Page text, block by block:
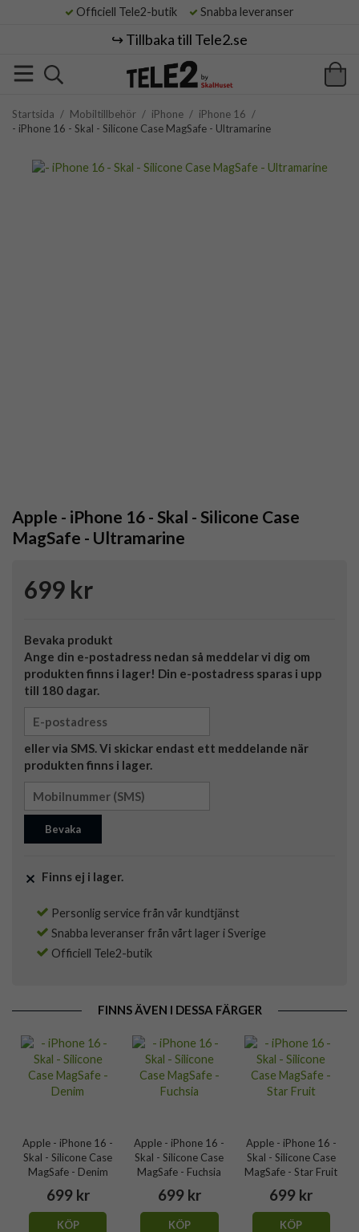
Officiell Tele2-butik Snabba leveranser
↪️ Tillbaka till Tele2.se
Startsida / Mobiltillbehör / iPhone / iPhone 16 /
- iPhone 16 - Skal - Silicone Case MagSafe - Ultramarine
Apple - iPhone 16 - Skal - Silicone Case
MagSafe - Ultramarine
699 kr
Bevaka produkt
Ange din e-postadress nedan så meddelar vi dig om
produkten finns i lager! Din e-postadress sparas i upp
till 180 dagar.
eller via SMS. Vi skickar endast ett meddelande när
produkten finns i lager.
Bevaka
Finns ej i lager.
Personlig service från vår kundtjänst
Snabba leveranser från vårt lager i Sverige
Officiell Tele2-butik
FINNS ÄVEN I DESSA FÄRGER
Apple - iPhone 16 -
Skal - Silicone Case
MagSafe - Denim
699 kr
KÖP
Apple - iPhone 16 -
Skal - Silicone Case
MagSafe - Fuchsia
699 kr
KÖP
Apple - iPhone 16 -
Skal - Silicone Case
MagSafe - Star Fruit
699 kr
KÖP